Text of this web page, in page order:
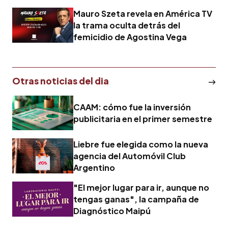
Mauro Szeta revela en América TV
la trama oculta detrás del
femicidio de Agostina Vega
Otras noticias del dia
CAAM: cómo fue la inversión
publicitaria en el primer semestre
Liebre fue elegida como la nueva
agencia del Automóvil Club
Argentino
"El mejor lugar para ir, aunque no
tengas ganas", la campaña de
Diagnóstico Maipú